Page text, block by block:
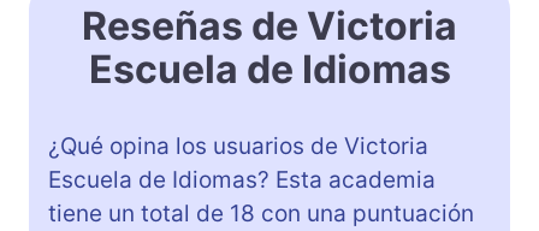
Reseñas de Victoria
Escuela de Idiomas
¿Qué opina los usuarios de Victoria
Escuela de Idiomas? Esta academia
tiene un total de 18 con una puntuación